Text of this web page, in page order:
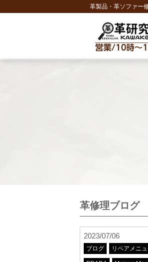
革製品・革ソファー
革修理ブログ
2023/07/06
ブログ リペアメニ